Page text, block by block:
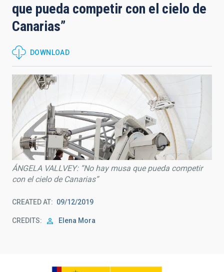
que pueda competir con el cielo de
Canarias”
DOWNLOAD
ÁNGELA VALLVEY: “No hay musa que pueda competir
con el cielo de Canarias”
CREATED AT 09/12/2019
CREDITS Elena Mora